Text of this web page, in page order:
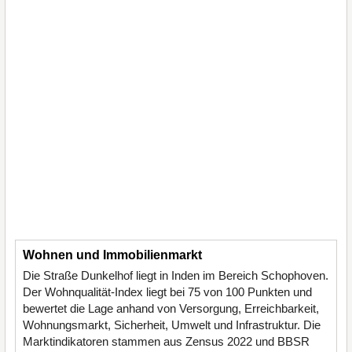
Wohnen und Immobilienmarkt
Die Straße Dunkelhof liegt in Inden im Bereich Schophoven.
Der Wohnqualität-Index liegt bei 75 von 100 Punkten und
bewertet die Lage anhand von Versorgung, Erreichbarkeit,
Wohnungsmarkt, Sicherheit, Umwelt und Infrastruktur. Die
Marktindikatoren stammen aus Zensus 2022 und BBSR